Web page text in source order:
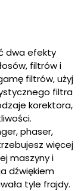
dwa efekty
filtrów i
filtrów, użyj
filtra
korektora,
phaser,
więcej
maszyny i
dźwiękiem
tyle frajdy.